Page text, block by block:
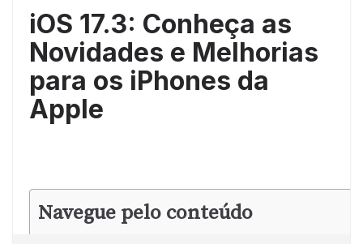
iOS 17.3: Conheça as
Novidades e Melhorias
para os iPhones da
Apple
Navegue pelo conteúdo